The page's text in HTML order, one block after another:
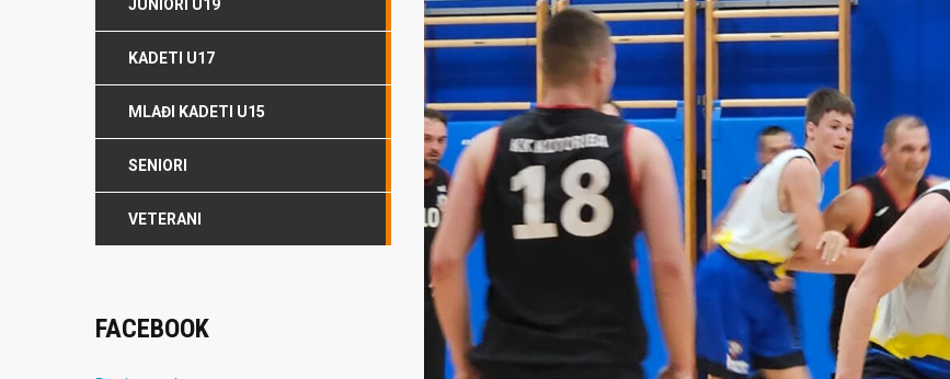
JUNIORI U19
KADETI U17
MLAĐI KADETI U15
SENIORI
VETERANI
FACEBOOK